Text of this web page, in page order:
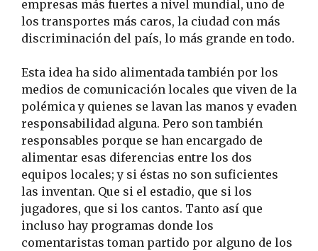
empresas más fuertes a nivel mundial, uno de
los transportes más caros, la ciudad con más
discriminación del país, lo más grande en todo.
Esta idea ha sido alimentada también por los
medios de comunicación locales que viven de la
polémica y quienes se lavan las manos y evaden
responsabilidad alguna. Pero son también
responsables porque se han encargado de
alimentar esas diferencias entre los dos
equipos locales; y si éstas no son suficientes
las inventan. Que si el estadio, que si los
jugadores, que si los cantos. Tanto así que
incluso hay programas donde los
comentaristas toman partido por alguno de los